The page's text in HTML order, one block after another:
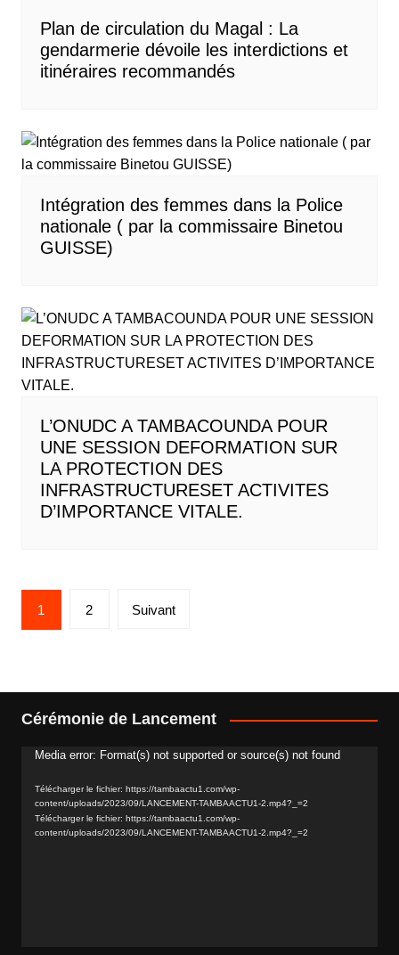
Plan de circulation du Magal : La
gendarmerie dévoile les interdictions et
itinéraires recommandés
Intégration des femmes dans la Police
nationale ( par la commissaire Binetou
GUISSE)
L’ONUDC A TAMBACOUNDA POUR
UNE SESSION DEFORMATION SUR
LA PROTECTION DES
INFRASTRUCTURESET ACTIVITES
D’IMPORTANCE VITALE.
Pagination
des
1 2 Suivant
Cérémonie de Lancement
Lecteur
Media error: Format(s) not supported or source(s) not found
Télécharger le fichier: https://tambaactu1.com/wp-
content/uploads/2023/09/LANCEMENT-TAMBAACTU1-2.mp4?_=2
Télécharger le fichier: https://tambaactu1.com/wp-
content/uploads/2023/09/LANCEMENT-TAMBAACTU1-2.mp4?_=2